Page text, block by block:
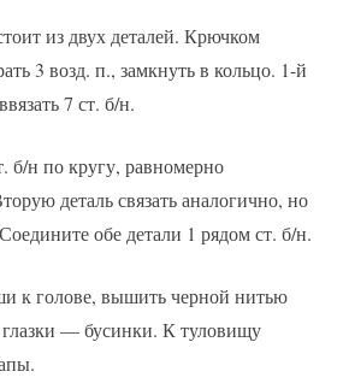
из двух деталей. Крючком
3 возд. п., замкнуть в кольцо. 1-й
7 ст. б/н.
б/н по кругу, равномерно
деталь связать аналогично, но
обе детали 1 рядом ст. б/н.
к голове, вышить черной нитью
— бусинки. К туловищу